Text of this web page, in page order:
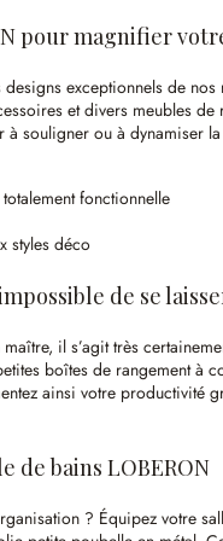
pour magnifier
exceptionnels de
et divers meubles
à souligner ou à
fonctionnelle
styles déco
de se
il s’agit très
boîtes de rangement à
ainsi votre
de bains LOBERON
? Équipez votre